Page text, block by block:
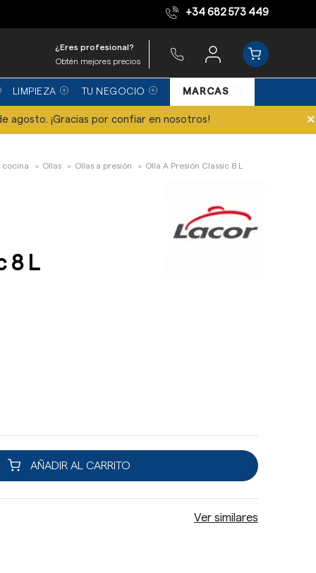
Equipo de expertos +34 682 573 449
¿Eres profesional?
Obtén mejores precios
LIMPIEZA TU NEGOCIO MARCAS
agosto. ¡Gracias por confiar en nosotros! ×
cocina Ollas Ollas a presión Olla A Presión Classic 8 L
8 L
AÑADIR AL CARRITO
Ver similares